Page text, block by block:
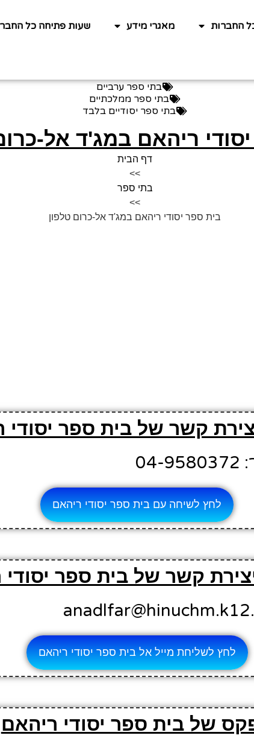
החברות מאגרי מידע שעות פתיחה כל
בתי ספר ערביים
בתי ספר ממלכתיים
בתי ספר יסודיים בלבד
ריהאם במג'ד אל-
דף הבית
>>
בתי ספר
>>
בית ספר יסודי ריהאם במג'ד אל-כרום טלפון
קשר של בית ספר יסודי
לחץ לשיחה עם בית ספר יסודי ריהאם
קשר של בית ספר
לחץ לשליחת מייל אל בית ספר יסודי ריהאם
של בית ספר יסודי ריהאם